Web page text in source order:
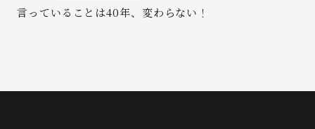
言っていることは40年、変わらない！